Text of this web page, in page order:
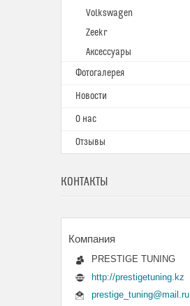
Volkswagen
Zeekr
Аксессуары
Фотогалерея
Новости
О нас
Отзывы
КОНТАКТЫ
PRESTIGE TUNING
http://prestigetuning.kz
prestige_tuning@mail.ru